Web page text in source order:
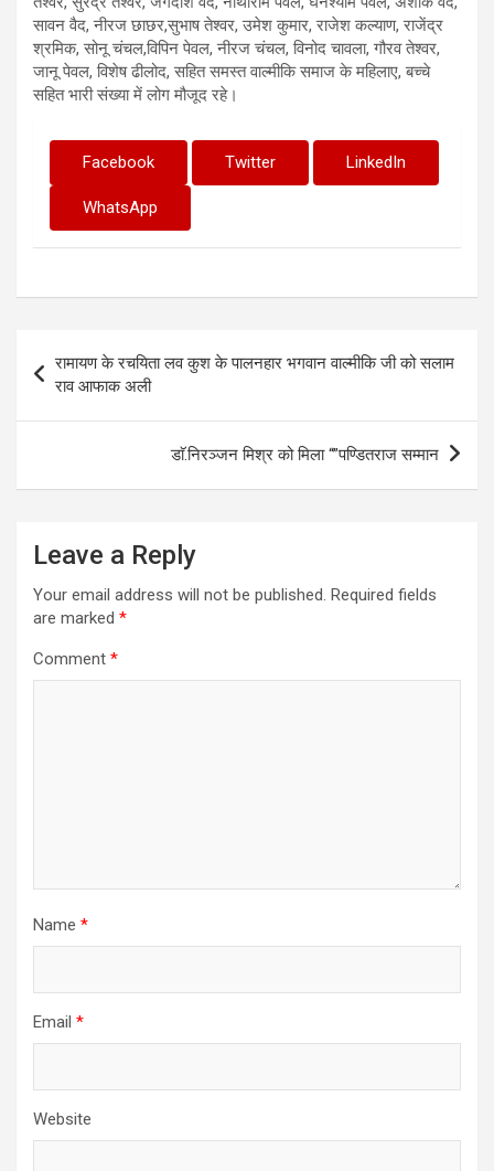
सावन वैद, नीरज छाछर,सुभाष तेश्वर, उमेश कुमार, राजेश कल्याण, राजेंद्र
श्रमिक, सोनू चंचल,विपिन पेवल, नीरज चंचल, विनोद चावला, गौरव तेश्वर,
जानू पेवल, विशेष ढीलोद, सहित समस्त वाल्मीकि समाज के महिलाए, बच्चे
सहित भारी संख्या में लोग मौजूद रहे।
Facebook Twitter LinkedIn
WhatsApp
navigation
रामायण के रचयिता लव कुश के पालनहार भगवान वाल्मीकि जी को सलाम
राव आफाक अली
डाॅ.निरञ्जन मिश्र को मिला “”पण्डितराज सम्मान
Leave a Reply
Your email address will not be published. Required fields
are marked *
Comment *
Name *
Email *
Website